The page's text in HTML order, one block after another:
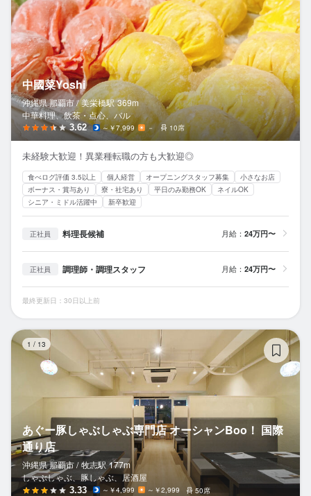
中國菜Yoshi
沖縄県 那覇市 / 美栄橋駅 369m
中華料理、飲茶・点心、バル
3.62 ～￥7,999 － 10席
未経験大歓迎！異業種転職の方も大歓迎◎
食べログ評価 3.5以上 個人経営 オープニングスタッフ募集
小さなお店
ボーナス・賞与あり
寮・社宅あり 平日のみ勤務OK
ネイルOK
シニア・ミドル活躍中
新卒歓迎
正社員 料理長候補 月給： 24万円〜
正社員 調理師・調理スタッフ 月給： 24万円〜
最終更新日：30日以上前
1 / 13
あぐー豚しゃぶしゃぶ専門店 オーシャンBoo！ 国際
通り店
沖縄県 那覇市 / 牧志駅 177m
しゃぶしゃぶ、豚しゃぶ、居酒屋
3.33 ～￥4,999 ～￥2,999 50席